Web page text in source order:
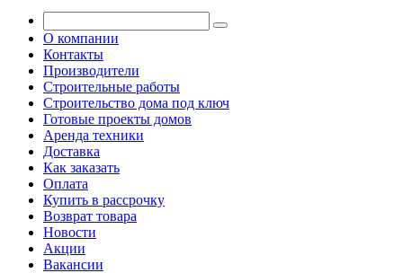
О компании
Контакты
Производители
Строительные работы
Строительство дома под ключ
Готовые проекты домов
Аренда техники
Доставка
Как заказать
Оплата
Купить в рассрочку
Возврат товара
Новости
Акции
Вакансии